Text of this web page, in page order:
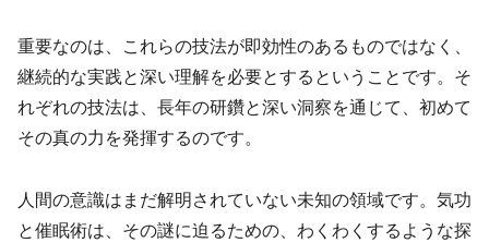
重要なのは、これらの技法が即効性のあるものではなく、
継続的な実践と深い理解を必要とするということです。そ
れぞれの技法は、長年の研鑽と深い洞察を通じて、初めて
その真の力を発揮するのです。
人間の意識はまだ解明されていない未知の領域です。気功
と催眠術は、その謎に迫るための、わくわくするような探